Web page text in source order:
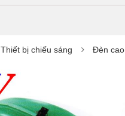
Thiết bị chiếu sáng Đèn